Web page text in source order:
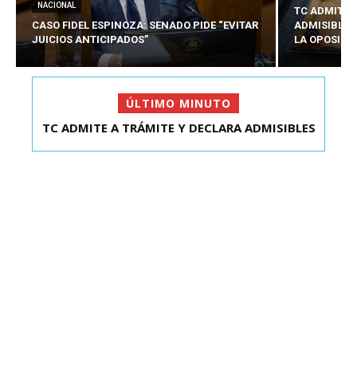
NACIONAL
CASO FIDEL ESPINOZA: SENADO PIDE “EVITAR
JUICIOS ANTICIPADOS”
TC ADMITE
ADMISIBLES
LA
ÚLTIMO MINUTO
TC ADMITE A TRÁMITE Y DECLARA ADMISIBLES